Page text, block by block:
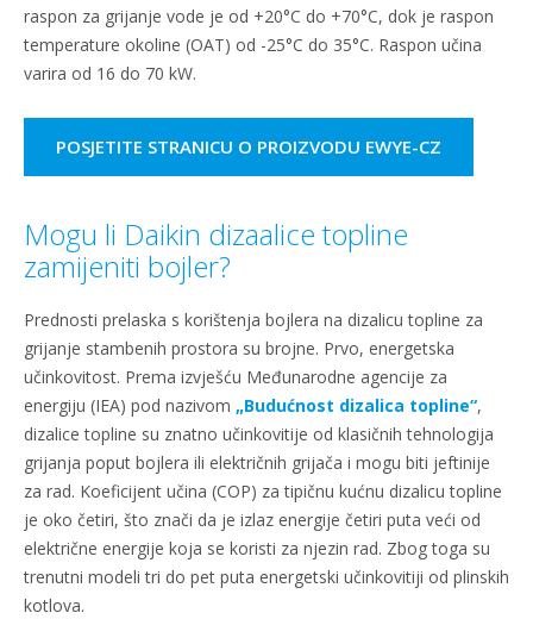
raspon za grijanje vode je od +20°C do +70°C, dok je raspon
temperature okoline (OAT) od -25°C do 35°C. Raspon učina
varira od 16 do 70 kW.
POSJETITE STRANICU O PROIZVODU EWYE-CZ
Mogu li Daikin dizaalice topline
zamijeniti bojler?
Prednosti prelaska s korištenja bojlera na dizalicu topline za
grijanje stambenih prostora su brojne. Prvo, energetska
učinkovitost. Prema izvješću Međunarodne agencije za
energiju (IEA) pod nazivom „Budućnost dizalica topline“,
dizalice topline su znatno učinkovitije od klasičnih tehnologija
grijanja poput bojlera ili električnih grijača i mogu biti jeftinije
za rad. Koeficijent učina (COP) za tipičnu kućnu dizalicu topline
je oko četiri, što znači da je izlaz energije četiri puta veći od
električne energije koja se koristi za njezin rad. Zbog toga su
trenutni modeli tri do pet puta energetski učinkovitiji od plinskih
kotlova.